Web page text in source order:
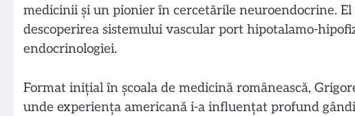
medicinii și un pionier în cercetările neuroendocrine.
descoperirea sistemului vascular port hipotalamo-
endocrinologiei.
Format inițial în școala de medicină românească,
unde experiența americană i-a influențat profund